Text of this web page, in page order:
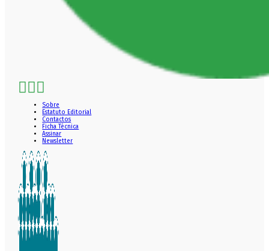
Sobre
Estatuto Editorial
Contactos
Ficha Técnica
Assinar
Newsletter